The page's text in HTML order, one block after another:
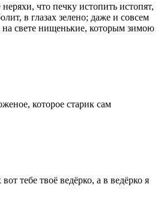
что печку истопить истопят,
в глазах зелено; даже и совсем
на свете нищенькие, которым зимою
которое старик сам
тебе твоё ведёрко, а в ведёрко я